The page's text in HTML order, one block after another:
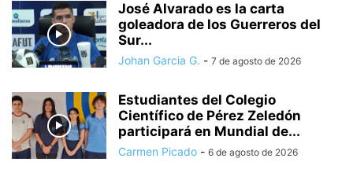
José Alvarado es la carta
goleadora de los Guerreros del
Sur...
Johan Garcia G. - 7 de agosto de 2026
Estudiantes del Colegio
Científico de Pérez Zeledón
participará en Mundial de...
Carmen Picado - 6 de agosto de 2026